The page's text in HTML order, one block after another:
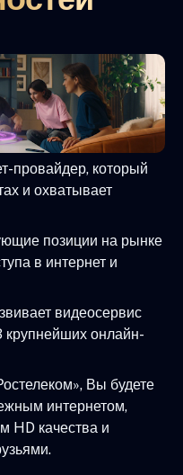
провайдер, который
и охватывает
позиции на рынке
в интернет и
видеосервис
крупнейших онлайн-
Вы будете
интернетом,
HD качества и